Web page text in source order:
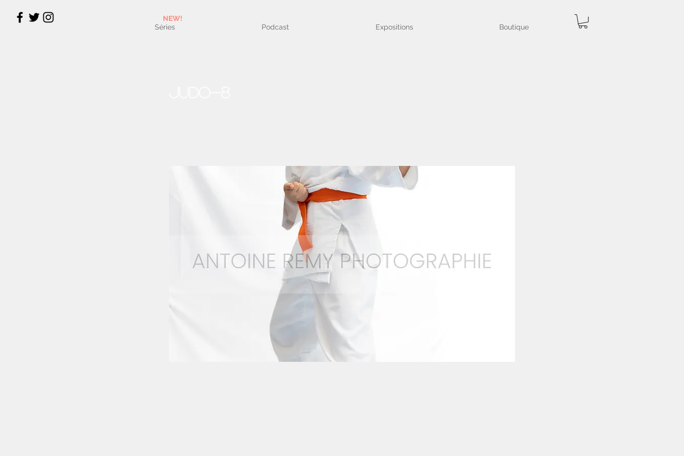
Séries Podcast Expositions Boutique
NEW!